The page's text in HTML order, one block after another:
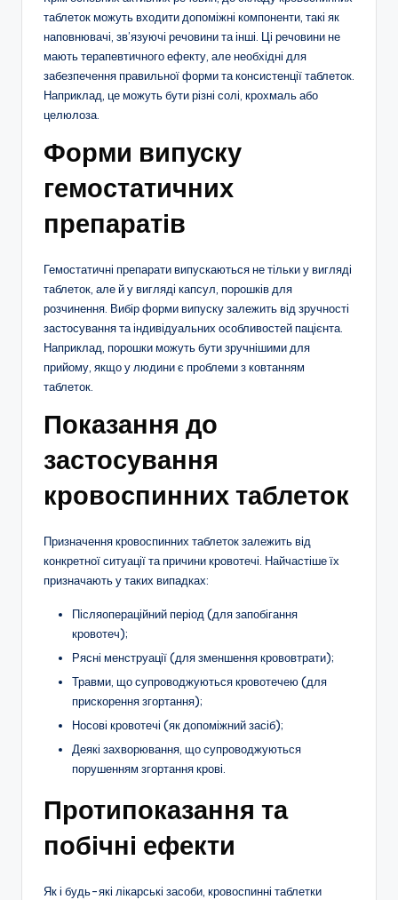
таблеток можуть входити допоміжні компоненти, такі як
наповнювачі, зв’язуючі речовини та інші. Ці речовини не
мають терапевтичного ефекту, але необхідні для
забезпечення правильної форми та консистенції таблеток.
Наприклад, це можуть бути різні солі, крохмаль або
целюлоза.
Форми випуску
гемостатичних
препаратів
Гемостатичні препарати випускаються не тільки у вигляді
таблеток, але й у вигляді капсул, порошків для
розчинення. Вибір форми випуску залежить від зручності
застосування та індивідуальних особливостей пацієнта.
Наприклад, порошки можуть бути зручнішими для
прийому, якщо у людини є проблеми з ковтанням
таблеток.
Показання до
застосування
кровоспинних таблеток
Призначення кровоспинних таблеток залежить від
конкретної ситуації та причини кровотечі. Найчастіше їх
призначають у таких випадках:
Післяопераційний період (для запобігання
кровотеч);
Рясні менструації (для зменшення крововтрати);
Травми, що супроводжуються кровотечею (для
прискорення згортання);
Носові кровотечі (як допоміжний засіб);
Деякі захворювання, що супроводжуються
порушенням згортання крові.
Протипоказання та
побічні ефекти
Як і будь-які лікарські засоби, кровоспинні таблетки